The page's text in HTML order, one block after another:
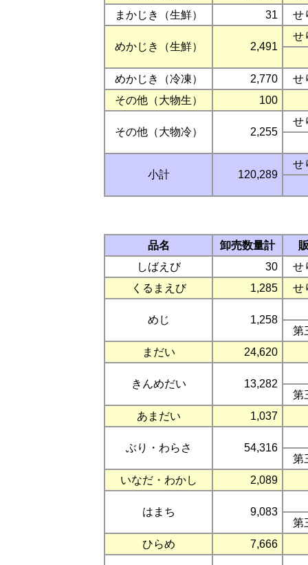
まかじき（生鮮）
31 せ
めかじき（生鮮） 2,491
せ
めかじき（冷凍） 2,770
せ
その他（大物生）
100
その他（大物冷） 2,255
せ
小計 120,289
せ
品名 卸売数量計
しばえび
30
せ
くるまえび
1,285 せ
めじ
1,258
第
まだい
24,620
きんめだい
13,282
第
あまだい
1,037
ぶり・わらさ
54,316
第
いなだ・わかし
2,089
はまち
9,083
第
ひらめ
7,666